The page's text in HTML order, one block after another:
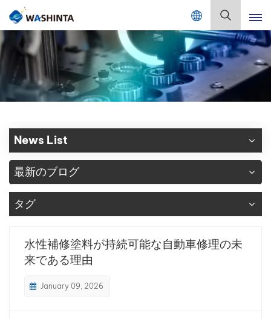
Mix Color Online
本
語
English
Français
Deutsch
Русский
Español
Português
日本語
News List
最新のブログ
タグ
水性補修塗料が持続可能な自動車修理の未
来である理由
January 09, 2026